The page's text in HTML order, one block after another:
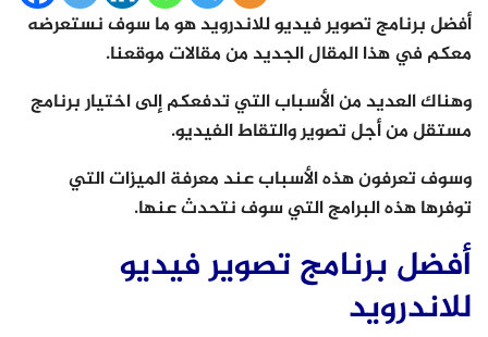
أفضل برنامج تصوير فيديو للاندرويد هو ما سوف نستعرضه
معكم في هذا المقال الجديد من مقالات موقعنا.
وهناك العديد من الأسباب التي تدفعكم إلى اختيار برنامج
مستقل من أجل تصوير والتقاط الفيديو.
وسوف تعرفون هذه الأسباب عند معرفة الميزات التي
توفرها هذه البرامج التي سوف نتحدث عنها.
أفضل برنامج تصوير فيديو
للاندرويد